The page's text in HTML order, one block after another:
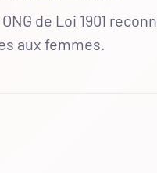
de Loi 1901
aux femmes.